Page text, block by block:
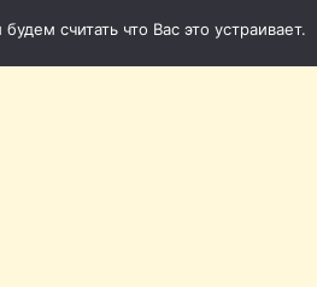
считать что Вас это устраивает.